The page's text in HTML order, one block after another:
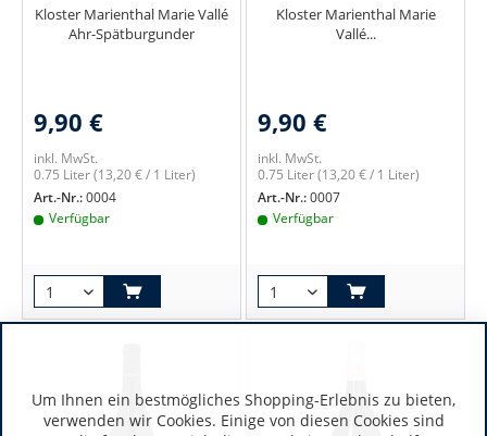
Kloster Marienthal Marie Vallé
Ahr-Spätburgunder
9,90 €
inkl. MwSt.
0.75 Liter(13,20 € / 1 Liter)
Art.-Nr.:0004
Verfügbar
Kloster Marienthal Marie
Vallé...
9,90 €
inkl. MwSt.
0.75 Liter(13,20 € / 1 Liter)
Art.-Nr.:0007
Verfügbar
Um Ihnen ein bestmögliches Shopping-Erlebnis zu bieten,
verwenden wir Cookies. Einige von diesen Cookies sind